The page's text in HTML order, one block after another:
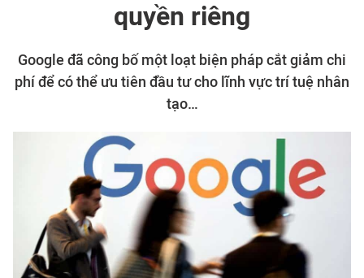
quyền riêng
Google đã công bố một loạt biện pháp cắt giảm chi
phí để có thể ưu tiên đầu tư cho lĩnh vực trí tuệ nhân
tạo…